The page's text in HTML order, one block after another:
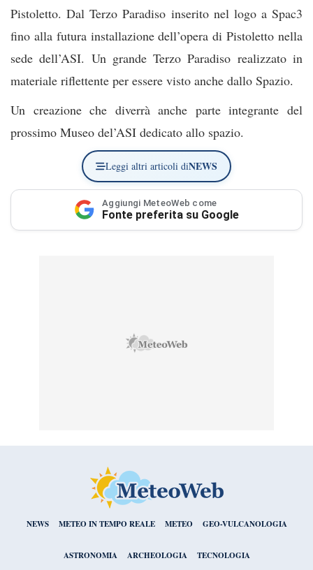
Pistoletto. Dal Terzo Paradiso inserito nel logo a Spac3
fino alla futura installazione dell’opera di Pistoletto nella
sede dell’ASI. Un grande Terzo Paradiso realizzato in
materiale riflettente per essere visto anche dallo Spazio.
Un creazione che diverrà anche parte integrante del
prossimo Museo del’ASI dedicato allo spazio.
Leggi altri articoli diNEWS
Aggiungi MeteoWeb come
Fonte preferita su Google
NEWS METEO IN TEMPO REALE METEO GEO-VULCANOLOGIA
ASTRONOMIA ARCHEOLOGIA TECNOLOGIA